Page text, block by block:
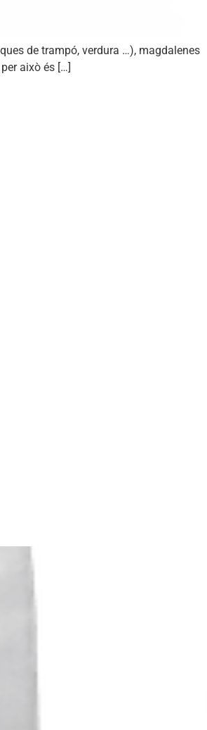
de trampó, verdura …), magdalenes
això és […]